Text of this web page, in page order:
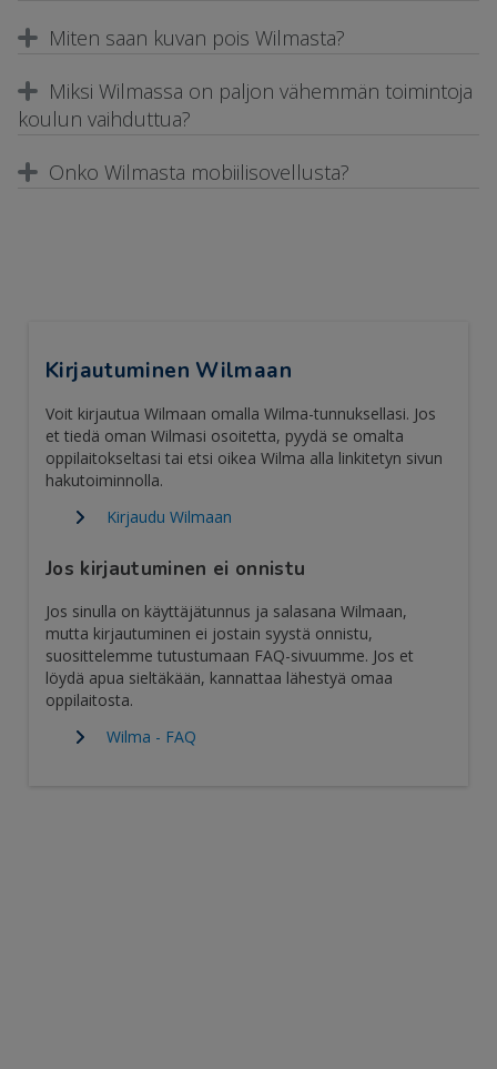
Miten saan kuvan pois Wilmasta?
Miksi Wilmassa on paljon vähemmän toimintoja
koulun vaihduttua?
Onko Wilmasta mobiilisovellusta?
Kirjautuminen Wilmaan
Voit kirjautua Wilmaan omalla Wilma-tunnuksellasi. Jos
et tiedä oman Wilmasi osoitetta, pyydä se omalta
oppilaitokseltasi tai etsi oikea Wilma alla linkitetyn sivun
hakutoiminnolla.
Kirjaudu Wilmaan
Jos kirjautuminen ei onnistu
Jos sinulla on käyttäjätunnus ja salasana Wilmaan,
mutta kirjautuminen ei jostain syystä onnistu,
suosittelemme tutustumaan FAQ-sivuumme. Jos et
löydä apua sieltäkään, kannattaa lähestyä omaa
oppilaitosta.
Wilma - FAQ